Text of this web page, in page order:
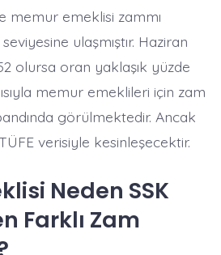
memur emeklisi zammı
ulaşmıştır. Haziran
olursa oran yaklaşık yüzde
memur emeklileri için zam
görülmektedir. Ancak
verisiyle kesinleşecektir.
Neden SSK
Farklı Zam